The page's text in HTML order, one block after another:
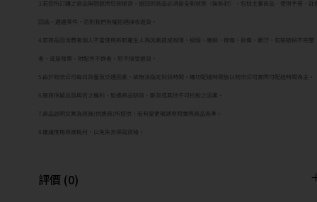
3.若您所訂購之商品無問題而您欲退貨，退回的商品必須是全新狀態（無拆封），包括主要商品、使用手冊、註
回函、週邊零件，否則我們有權拒絕接收退貨。
4.若商品因消費者個人不當使用拆卸產生人為因素造成故障、損毀、磨損、擦傷、刮傷、髒汙、包裝破損不完整
者，或是發票、附配件不齊者，恕不接受退貨。
5.由於物流公司每日貨量及交通因素，故無法指定到貨時間，確切配達時間皆以物流公司實際可配送時間為主。
6.廠商保留出貨與否之權利，如遇商品缺貨、斷貨或其他不可抗拒之因素。
7.商品說明文案為原廠(供應商)所提供，若有變更敬請參照實際商品為準。
8.建議使用原廠耗材，以免失去保固資格。
評價 (0)